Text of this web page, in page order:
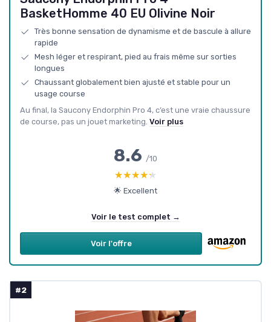
BasketHomme 40 EU Olivine Noir
Très bonne sensation de dynamisme et de bascule à allure
rapide
Mesh léger et respirant, pied au frais même sur sorties
longues
Chaussant globalement bien ajusté et stable pour un
usage course
Au final, la Saucony Endorphin Pro 4, c’est une vraie chaussure
de course, pas un jouet marketing. Voir plus
8.6 /10
★★★★★
★★★★★
🌟 Excellent
Voir le test complet →
Voir l'offre
#2